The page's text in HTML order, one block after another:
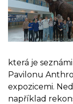
která je
Pavilonu
expozicemi.
například